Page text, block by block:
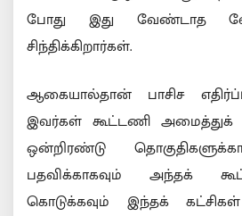
போது இது வேண்டாத
சிந்திக்கிறார்கள்.
ஆகையால்தான் பாசிச
இவர்கள் கூட்டணி
ஒன்றிரண்டு
பதவிக்காகவும் அந்தக்
கொடுக்கவும் இந்தக்